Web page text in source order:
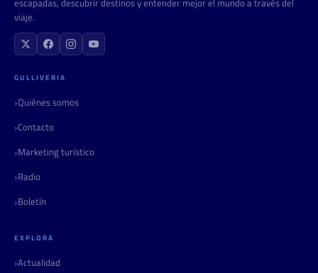
viaje.
GULLIVERIA
Quiénes somos
Contacto
Marketing turístico
Radio
Boletín
EXPLORA
Actualidad